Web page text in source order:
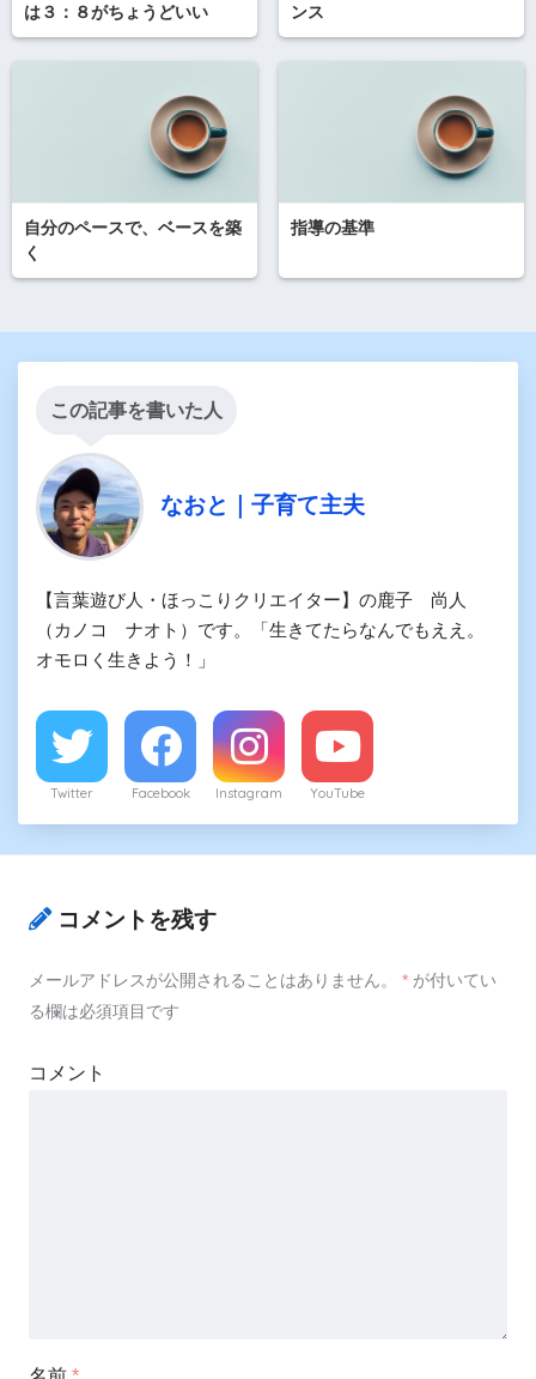
は３：８がちょうどいい
ンス
自分のペースで、ベースを築
く
指導の基準
この記事を書いた人
なおと｜子育て主夫
【言葉遊び人・ほっこりクリエイター】の鹿子 尚人
（カノコ ナオト）です。「生きてたらなんでもええ。
オモロく生きよう！」
Twitter Facebook Instagram YouTube
コメントを残す
メールアドレスが公開されることはありません。 * が付いてい
る欄は必須項目です
コメント